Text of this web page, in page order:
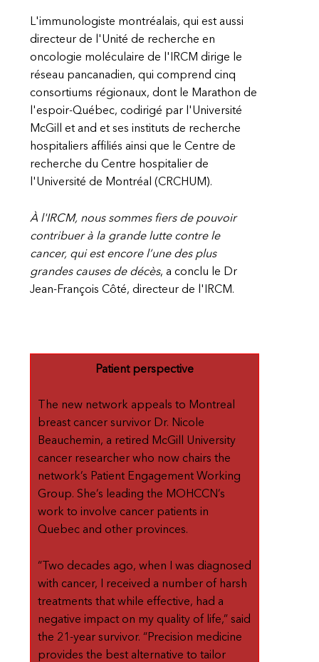
L'immunologiste montréalais, qui est aussi
directeur de l'Unité de recherche en
oncologie moléculaire de l'IRCM dirige le
réseau pancanadien, qui comprend cinq
consortiums régionaux, dont le Marathon de
l'espoir-Québec, codirigé par l'Université
McGill et and et ses instituts de recherche
hospitaliers affiliés ainsi que le Centre de
recherche du Centre hospitalier de
l'Université de Montréal (CRCHUM).
À l'IRCM, nous sommes fiers de pouvoir
contribuer à la grande lutte contre le
cancer, qui est encore l’une des plus
grandes causes de décès, a conclu le Dr
Jean-François Côté, directeur de l'IRCM.
Patient perspective
The new network appeals to Montreal
breast cancer survivor Dr. Nicole
Beauchemin, a retired McGill University
cancer researcher who now chairs the
network’s Patient Engagement Working
Group. She’s leading the MOHCCN’s
work to involve cancer patients in
Quebec and other provinces.
“Two decades ago, when I was diagnosed
with cancer, I received a number of harsh
treatments that while effective, had a
negative impact on my quality of life,” said
the 21-year survivor. “Precision medicine
provides the best alternative to tailor